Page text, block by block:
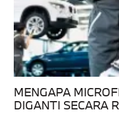
MENGAPA
DIGANTI SECARA